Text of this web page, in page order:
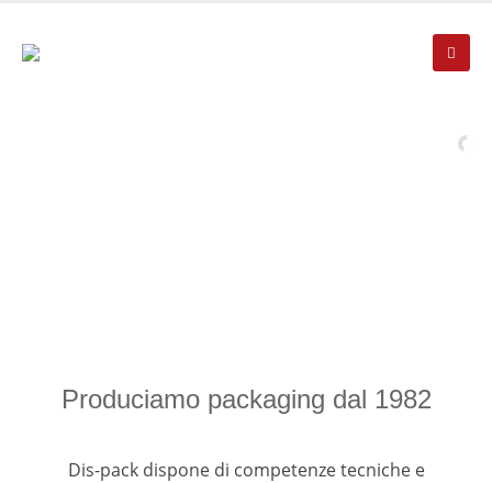
Produciamo packaging dal 1982
Dis-pack dispone di competenze tecniche e